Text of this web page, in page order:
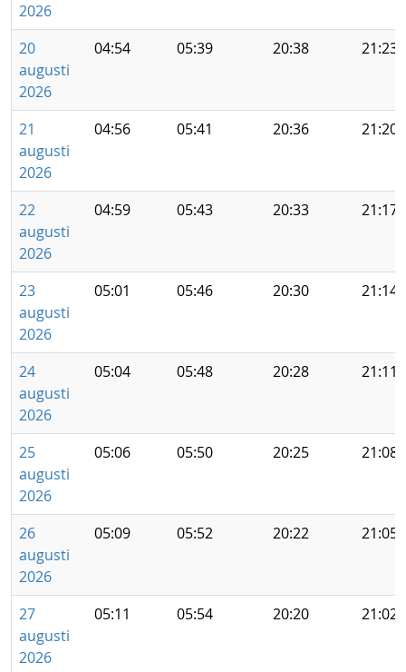
2026
20
augusti
2026
04:54 05:39 20:38 21:23
21
augusti
2026
04:56 05:41 20:36 21:20
22
augusti
2026
04:59 05:43 20:33 21:17
23
augusti
2026
05:01 05:46 20:30 21:14
24
augusti
2026
05:04 05:48 20:28 21:11
25
augusti
2026
05:06 05:50 20:25 21:08
26
augusti
2026
05:09 05:52 20:22 21:05
27
augusti
2026
05:11 05:54 20:20 21:02